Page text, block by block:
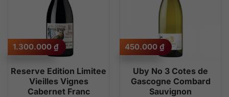
Reserve Edition Limitee
Vieilles Vignes
Cabernet Franc
Giá
gốc
là:
1.400.000 ₫.
1.300.000 ₫
Giá
hiện
tại
là:
1.300.000 ₫.
Uby No 3 Cotes de
Gascogne Combard
Sauvignon
450.000 ₫